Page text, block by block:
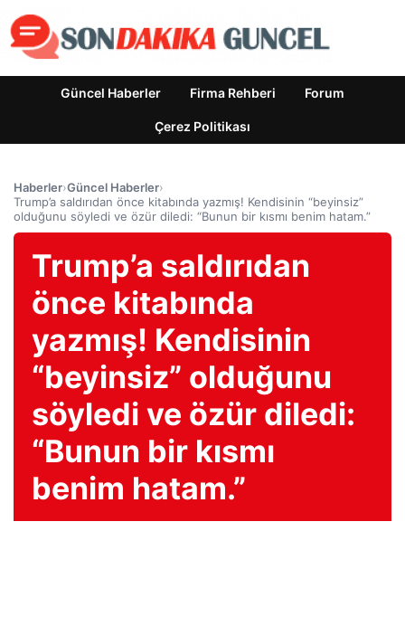
Güncel Haberler Firma Rehberi Forum
Çerez Politikası
Haberler›Güncel Haberler›
Trump’a saldırıdan önce kitabında yazmış! Kendisinin “beyinsiz”
olduğunu söyledi ve özür diledi: “Bunun bir kısmı benim hatam.”
Trump’a saldırıdan
önce kitabında
yazmış! Kendisinin
“beyinsiz” olduğunu
söyledi ve özür diledi:
“Bunun bir kısmı
benim hatam.”